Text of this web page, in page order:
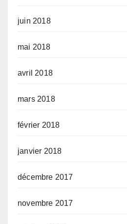
juin 2018
mai 2018
avril 2018
mars 2018
février 2018
janvier 2018
décembre 2017
novembre 2017